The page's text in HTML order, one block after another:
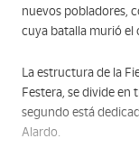
nuevos pobladores,
cuya batalla murió el
La estructura de la
Festera, se divide en
segundo está
Alardo.